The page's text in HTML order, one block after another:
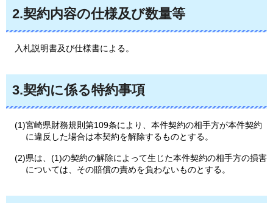
2.契約内容の仕様及び数量等
入札説明書及び仕様書による。
3.契約に係る特約事項
(1)宮崎県財務規則第109条により、本件契約の相手方が本件契約
に違反した場合は本契約を解除するものとする。
(2)県は、(1)の契約の解除によって生じた本件契約の相手方の損害
については、その賠償の責めを負わないものとする。